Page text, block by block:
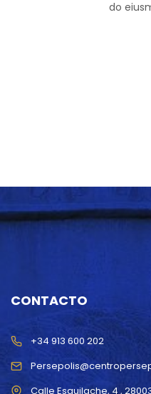
do
CONTACTO
+34 913 600 202